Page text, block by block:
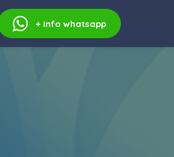
+ info whatsapp